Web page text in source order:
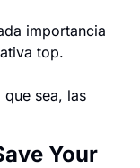
importancia
top.
sea, las
Your